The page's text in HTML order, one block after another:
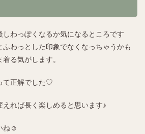
しわっぽくなるか気になるところです
わっとした印象でなくなっちゃうかも
る気がします。
て正解でした♡
れば長く楽しめると思います♪
ね☺